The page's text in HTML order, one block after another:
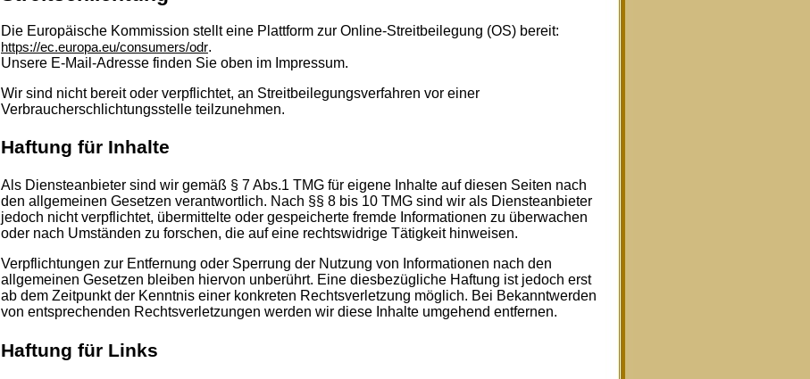
Die Europäische Kommission stellt eine Plattform zur Online-Streitbeilegung (OS) bereit:
https://ec.europa.eu/consumers/odr.
Unsere E-Mail-Adresse finden Sie oben im Impressum.
Wir sind nicht bereit oder verpflichtet, an Streitbeilegungsverfahren vor einer
Verbraucherschlichtungsstelle teilzunehmen.
Haftung für Inhalte
Als Diensteanbieter sind wir gemäß § 7 Abs.1 TMG für eigene Inhalte auf diesen Seiten nach
den allgemeinen Gesetzen verantwortlich. Nach §§ 8 bis 10 TMG sind wir als Diensteanbieter
jedoch nicht verpflichtet, übermittelte oder gespeicherte fremde Informationen zu überwachen
oder nach Umständen zu forschen, die auf eine rechtswidrige Tätigkeit hinweisen.
Verpflichtungen zur Entfernung oder Sperrung der Nutzung von Informationen nach den
allgemeinen Gesetzen bleiben hiervon unberührt. Eine diesbezügliche Haftung ist jedoch erst
ab dem Zeitpunkt der Kenntnis einer konkreten Rechtsverletzung möglich. Bei Bekanntwerden
von entsprechenden Rechtsverletzungen werden wir diese Inhalte umgehend entfernen.
Haftung für Links